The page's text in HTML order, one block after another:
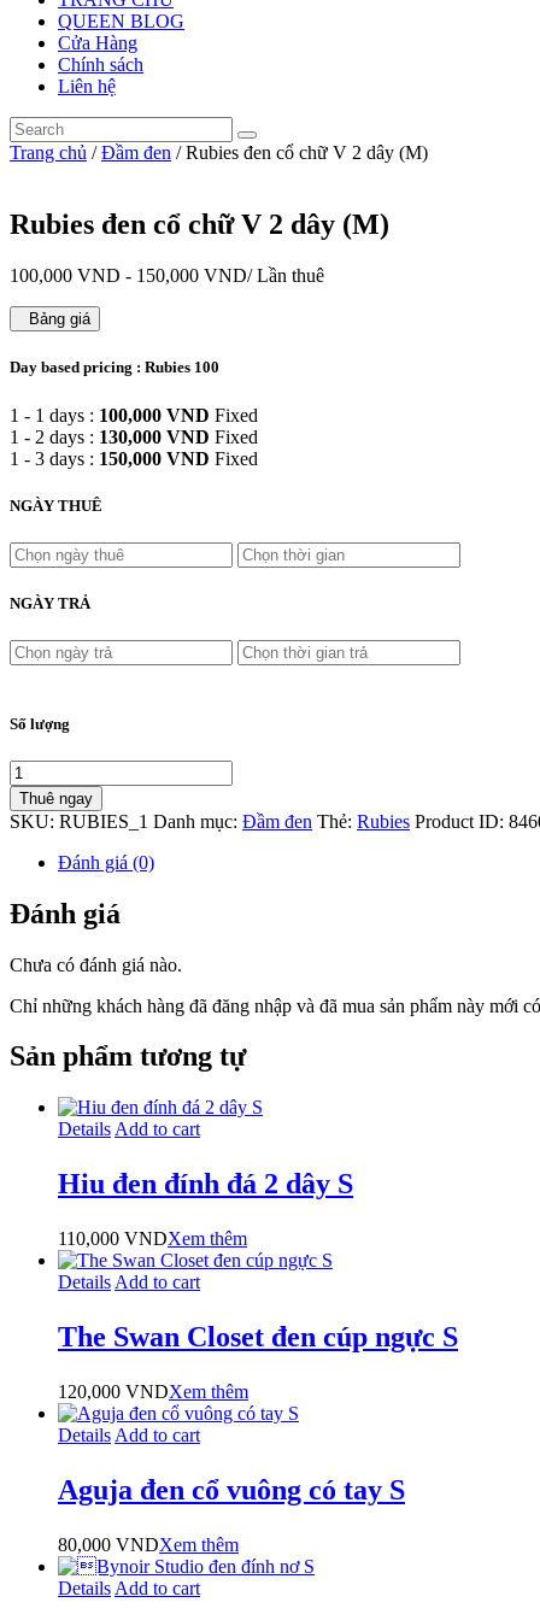
QUEEN BLOG
Cửa Hàng
Chính sách
Liên hệ
Trang chủ /Đầm đen / Rubies đen cổ chữ V 2 dây (M)
Rubies đen cổ chữ V 2 dây (M)
100,000 VND - 150,000 VND/ Lần thuê
Bảng giá
Day based pricing : Rubies 100
1 - 1 days : 100,000 VND Fixed
1 - 2 days : 130,000 VND Fixed
1 - 3 days : 150,000 VND Fixed
NGÀY THUÊ
NGÀY TRẢ
Số lượng
Thuê ngay
SKU: RUBIES_1 Danh mục: Đầm đen Thẻ: Rubies Product ID:
Đánh giá (0)
Đánh giá
Chưa có đánh giá nào.
Chỉ những khách hàng đã đăng nhập và đã mua sản phẩm này mới
Sản phẩm tương tự
Details Add to cart
Hiu đen đính đá 2 dây S
110,000 VNDXem thêm
Details Add to cart
The Swan Closet đen cúp ngực S
120,000 VNDXem thêm
Details Add to cart
Aguja đen cổ vuông có tay S
80,000 VNDXem thêm
Details Add to cart